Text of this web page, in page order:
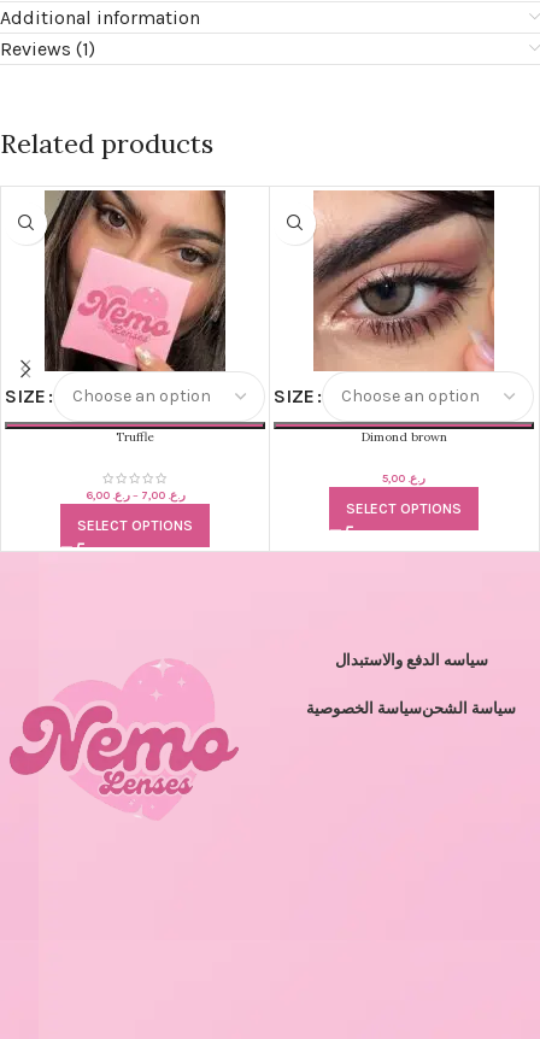
Additional information
Reviews (1)
Related products
SIZE
Truffle
ر.ع. 6,00 – ر.ع. 7,00
SELECT OPTIONS
SIZE
Dimond brown
ر.ع.
SELECT OPTIONS
سياسه الدفع والاستبدال
سياسة الخصوصيةسياسة الشحن